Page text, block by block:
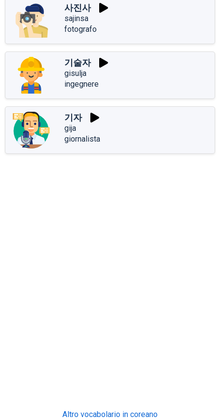
사진사
sajinsa
fotografo
기술자
gisulja
ingegnere
기자
gija
giornalista
Altro vocabolario in coreano